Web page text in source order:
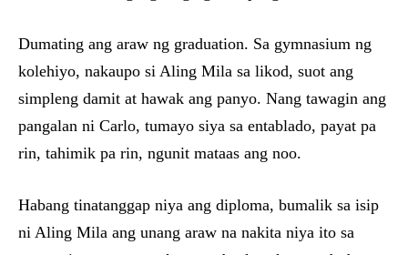
Dumating ang araw ng graduation. Sa gymnasium ng
kolehiyo, nakaupo si Aling Mila sa likod, suot ang
simpleng damit at hawak ang panyo. Nang tawagin ang
pangalan ni Carlo, tumayo siya sa entablado, payat pa
rin, tahimik pa rin, ngunit mataas ang noo.
Habang tinatanggap niya ang diploma, bumalik sa isip
ni Aling Mila ang unang araw na nakita niya ito sa